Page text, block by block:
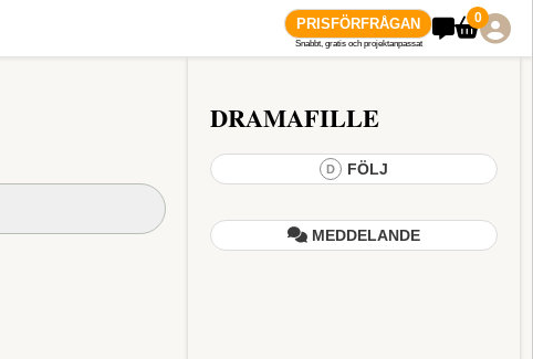
PRISFÖRFRÅGAN
Snabbt, gratis och projektanpassat
0
DRAMAFILLE
D FÖLJ
MEDDELANDE